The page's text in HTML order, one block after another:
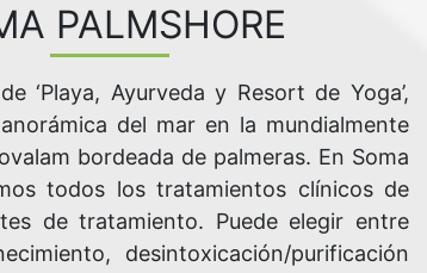
PALMSHORE
‘Playa, Ayurveda y Resort de Yoga’,
del mar en la mundialmente
bordeada de palmeras. En Soma
todos los tratamientos clínicos de
de tratamiento. Puede elegir entre
desintoxicación/purificación